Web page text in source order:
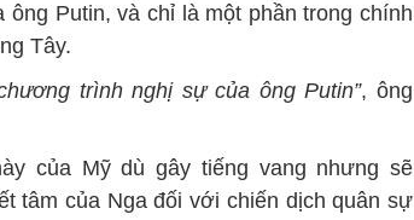
Putin, và chỉ là một phần trong chính
Tây.
trình nghị sự của ông Putin”, ông
của Mỹ dù gây tiếng vang nhưng sẽ
tâm của Nga đối với chiến dịch quân sự